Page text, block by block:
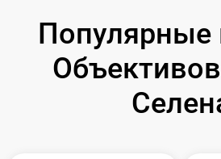
Популярные